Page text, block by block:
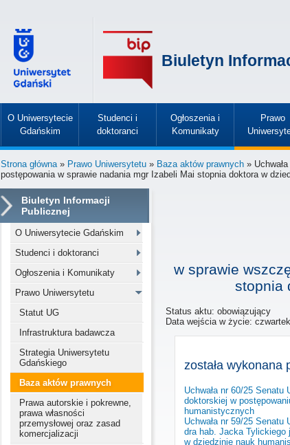
Biuletyn
O Uniwersytecie
Gdańskim
»
Studenci i
doktoranci
»
Ogłoszenia i
Komunikaty
»
Prawo
»
Strona główna» Prawo Uniwersytetu » Baza aktów prawnych »
postępowania w sprawie nadania mgr Izabeli Mai stopnia doktora w
Biuletyn Informacji
Publicznej
O Uniwersytecie Gdańskim
Studenci i doktoranci
Ogłoszenia i Komunikaty
Prawo Uniwersytetu
Statut UG
Infrastruktura badawcza
Strategia Uniwersytetu
Gdańskiego
Baza aktów prawnych
Prawa autorskie i pokrewne,
prawa własności
przemysłowej oraz zasad
komercjalizacji
w sprawie
stopnia
Status aktu: obowiązujący
Data wejścia w życie:
została wykonana
Uchwała nr 60/25
doktorskiej w
humanistycznych
Uchwała nr 59/25
dra hab. Jacka Tylickiego
w dziedzinie nauk